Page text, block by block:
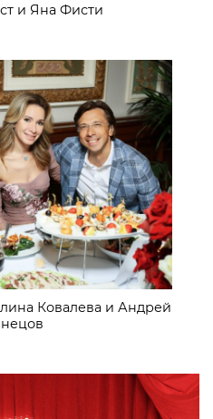
и Яна Фисти
Ковалева и Андрей